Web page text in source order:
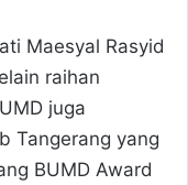
Maesyal Rasyid
raihan
juga
Tangerang yang
BUMD Award